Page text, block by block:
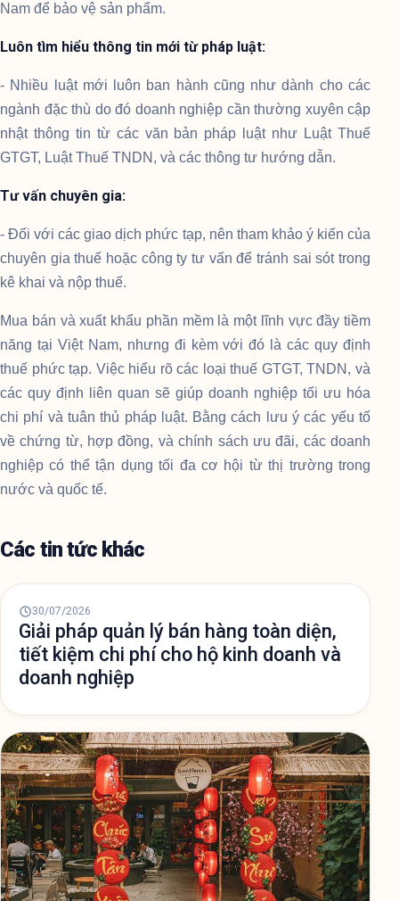
Nam để bảo vệ sản phẩm.
Luôn tìm hiểu thông tin mới từ pháp luật:
- Nhiều luật mới luôn ban hành cũng như dành cho các
ngành đặc thù do đó doanh nghiệp cần thường xuyên cập
nhật thông tin từ các văn bản pháp luật như Luật Thuế
GTGT, Luật Thuế TNDN, và các thông tư hướng dẫn.
Tư vấn chuyên gia:
- Đối với các giao dịch phức tạp, nên tham khảo ý kiến của
chuyên gia thuế hoặc công ty tư vấn để tránh sai sót trong
kê khai và nộp thuế.
Mua bán và xuất khẩu phần mềm là một lĩnh vực đầy tiềm
năng tại Việt Nam, nhưng đi kèm với đó là các quy định
thuế phức tạp. Việc hiểu rõ các loại thuế GTGT, TNDN, và
các quy định liên quan sẽ giúp doanh nghiệp tối ưu hóa
chi phí và tuân thủ pháp luật. Bằng cách lưu ý các yếu tố
về chứng từ, hợp đồng, và chính sách ưu đãi, các doanh
nghiệp có thể tận dụng tối đa cơ hội từ thị trường trong
nước và quốc tế.
Các tin tức khác